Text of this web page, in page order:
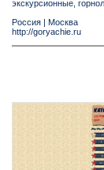
экскурсионные,
Россия | Москва
http://goryachie.ru